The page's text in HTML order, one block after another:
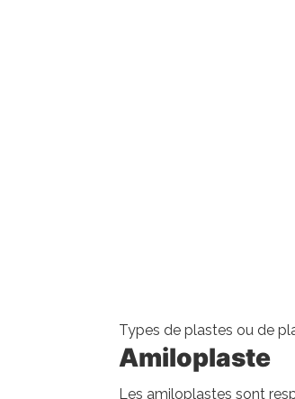
Types de plastes ou de
Amiloplaste
Les amiloplastes sont